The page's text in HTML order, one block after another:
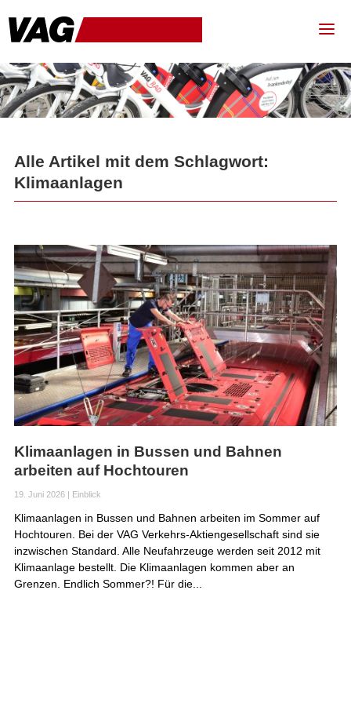
Alle Artikel mit dem Schlagwort:
Klimaanlagen
Klimaanlagen in Bussen und Bahnen
arbeiten auf Hochtouren
19. Juni 2026| Einblick
Klimaanlagen in Bussen und Bahnen arbeiten im Sommer auf
Hochtouren. Bei der VAG Verkehrs-Aktiengesellschaft sind sie
inzwischen Standard. Alle Neufahrzeuge werden seit 2012 mit
Klimaanlage bestellt. Die Klimaanlagen kommen aber an
Grenzen. Endlich Sommer?! Für die...